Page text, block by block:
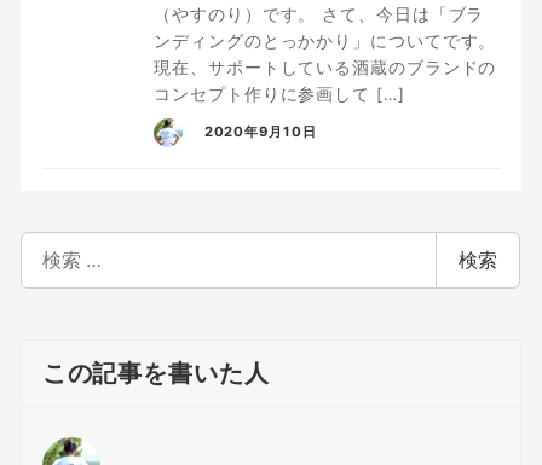
（やすのり）です。 さて、今日は「ブラ
ンディングのとっかかり」についてです。
現在、サポートしている酒蔵のブランドの
コンセプト作りに参画して […]
2020年9月10日
索
検索
この記事を書いた人